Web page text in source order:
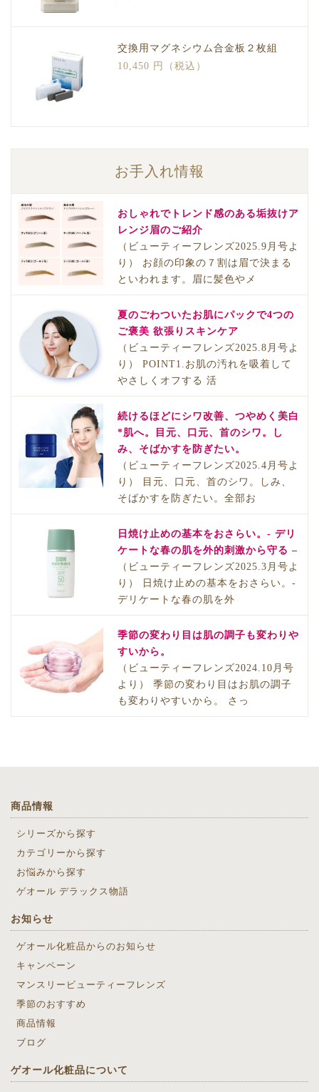
交換用マグネシウム合金板２枚組
10,450 円（税込）
お手入れ情報
おしゃれでトレンド感のある垢抜けア
レンジ眉のご紹介
（ビューティーフレンズ2025.9月号よ
り） お顔の印象の７割は眉で決まる
といわれます。眉に髪色やメ
夏のごわついたお肌にパックで4つの
ご褒美 欲張りスキンケア
（ビューティーフレンズ2025.8月号よ
り） POINT1.お肌の汚れを吸着して
やさしくオフする 活
続けるほどにシワ改善、つやめく美白
*肌へ。目元、口元、首のシワ。し
み、そばかすを防ぎたい。
（ビューティーフレンズ2025.4月号よ
り） 目元、口元、首のシワ。しみ、
そばかすを防ぎたい。全部お
日焼け止めの基本をおさらい。- デリ
ケートな春の肌を外的刺激から守る –
（ビューティーフレンズ2025.3月号よ
り） 日焼け止めの基本をおさらい。-
デリケートな春の肌を外
季節の変わり目は肌の調子も変わりや
すいから。
（ビューティーフレンズ2024.10月号
より） 季節の変わり目はお肌の調子
も変わりやすいから。 さっ
商品情報
シリーズから探す
カテゴリーから探す
お悩みから探す
ゲオール デラックス物語
お知らせ
ゲオール化粧品からのお知らせ
キャンペーン
マンスリービューティーフレンズ
季節のおすすめ
商品情報
ブログ
ゲオール化粧品について